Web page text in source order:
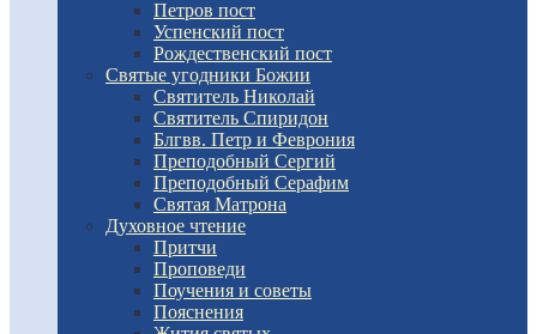
Петров пост
Успенский пост
Рождественский пост
Святые угодники Божии
Святитель Николай
Святитель Спиридон
Блгвв. Петр и Феврония
Преподобный Сергий
Преподобный Серафим
Святая Матрона
Духовное чтение
Притчи
Проповеди
Поучения и советы
Пояснения